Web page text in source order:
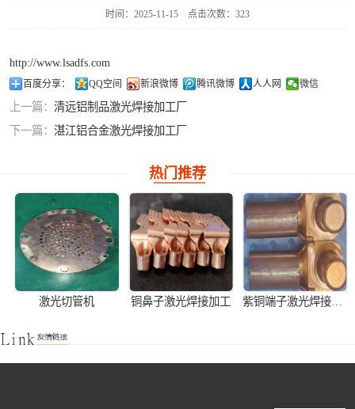
时间：2025-11-15 点击次数：323
http://www.lsadfs.com
百度分享： QQ空间 新浪微博 腾讯微博 人人网 微信
上一篇： 清远铝制品激光焊接加工厂
下一篇： 湛江铝合金激光焊接加工厂
热门推荐
激光切管机 铜鼻子激光焊接加工 紫铜端子激光焊接产品加工
铝合金激光焊接
紫铜产品激光焊